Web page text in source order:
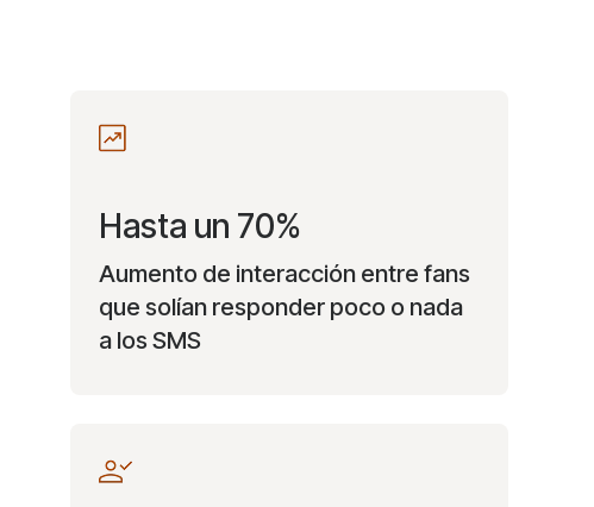
Hasta un 70%
Aumento de interacción entre fans
que solían responder poco o nada
a los SMS